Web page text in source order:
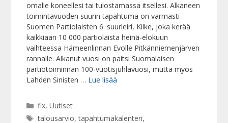
omalle koneellesi tai tulostamassa itsellesi. Alkaneen
toimintavuoden suurin tapahtuma on varmasti
Suomen Partiolaisten 6. suurleiri, Kilke, joka kerää
kaikkiaan 10 000 partiolaista heinä-elokuun
vaihteessa Hämeenlinnan Evolle Pitkänniemenjärven
rannalle. Alkanut vuosi on paitsi Suomalaisen
partiotoiminnan 100-vuotisjuhlavuosi, mutta myös
Lahden Sinisten … Lue lisää
Kategoriat
fix, Uutiset
Avainsanat
talousarvio,tapahtumakalenteri,